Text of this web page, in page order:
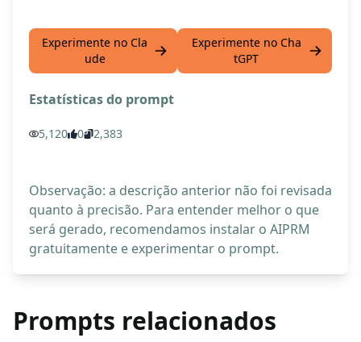
Experimente no Cla
ude
Experimente no Cha
tGPT
Estatísticas do prompt
5,120 0 2,383
Observação: a descrição anterior não foi revisada
quanto à precisão. Para entender melhor o que
será gerado, recomendamos instalar o AIPRM
gratuitamente e experimentar o prompt.
Prompts relacionados